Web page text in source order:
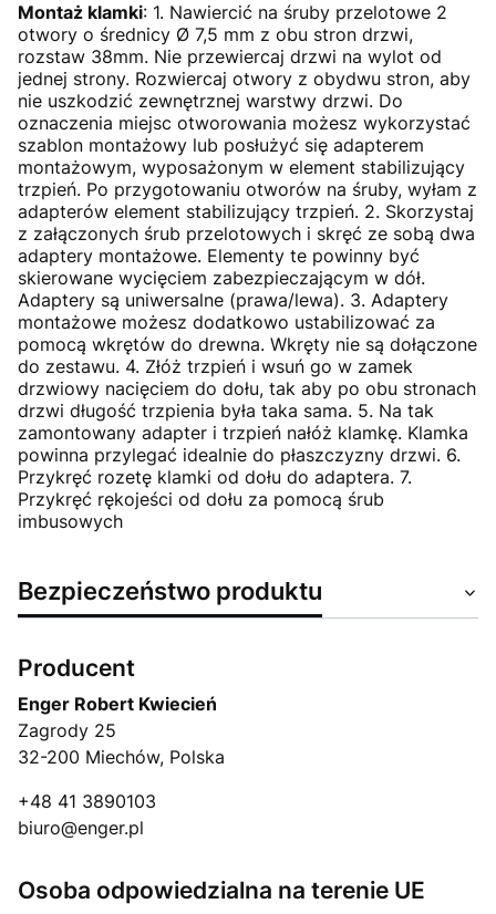
Montaż klamki: 1. Nawiercić na śruby przelotowe 2
otwory o średnicy Ø 7,5 mm z obu stron drzwi,
rozstaw 38mm. Nie przewiercaj drzwi na wylot od
jednej strony. Rozwiercaj otwory z obydwu stron, aby
nie uszkodzić zewnętrznej warstwy drzwi. Do
oznaczenia miejsc otworowania możesz wykorzystać
szablon montażowy lub posłużyć się adapterem
montażowym, wyposażonym w element stabilizujący
trzpień. Po przygotowaniu otworów na śruby, wyłam z
adapterów element stabilizujący trzpień. 2. Skorzystaj
z załączonych śrub przelotowych i skręć ze sobą dwa
adaptery montażowe. Elementy te powinny być
skierowane wycięciem zabezpieczającym w dół.
Adaptery są uniwersalne (prawa/lewa). 3. Adaptery
montażowe możesz dodatkowo ustabilizować za
pomocą wkrętów do drewna. Wkręty nie są dołączone
do zestawu. 4. Złóż trzpień i wsuń go w zamek
drzwiowy nacięciem do dołu, tak aby po obu stronach
drzwi długość trzpienia była taka sama. 5. Na tak
zamontowany adapter i trzpień nałóż klamkę. Klamka
powinna przylegać idealnie do płaszczyzny drzwi. 6.
Przykręć rozetę klamki od dołu do adaptera. 7.
Przykręć rękojeści od dołu za pomocą śrub
imbusowych
Bezpieczeństwo produktu
Producent
Enger Robert Kwiecień
Zagrody 25
32-200 Miechów, Polska
+48 41 3890103
biuro@enger.pl
Osoba odpowiedzialna na terenie UE